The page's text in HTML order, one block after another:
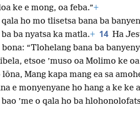
ke e mong, oa feba.”+
ho mo tlisetsa bana ba
ba nyatsa ka matla.+ 14 Ha
“Tlohelang bana ba
etsoe ’muso oa Molimo ke
Mang kapa mang ea sa
e monyenyane ho hang a ke ke
’me o qala ho ba